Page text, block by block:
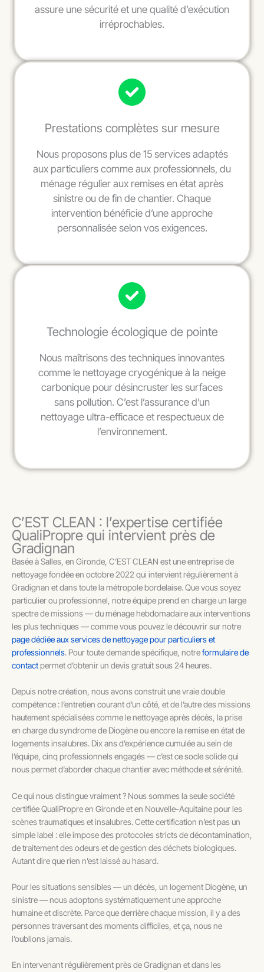
assure une sécurité et une qualité d’exécution
irréprochables.
Prestations complètes sur mesure
Nous proposons plus de 15 services adaptés
aux particuliers comme aux professionnels, du
ménage régulier aux remises en état après
sinistre ou de fin de chantier. Chaque
intervention bénéficie d’une approche
personnalisée selon vos exigences.
Technologie écologique de pointe
Nous maîtrisons des techniques innovantes
comme le nettoyage cryogénique à la neige
carbonique pour désincruster les surfaces
sans pollution. C’est l’assurance d’un
nettoyage ultra-efficace et respectueux de
l’environnement.
C’EST CLEAN : l’expertise certifiée
QualiPropre qui intervient près de
Gradignan
Basée à Salles, en Gironde, C’EST CLEAN est une entreprise de
nettoyage fondée en octobre 2022 qui intervient régulièrement à
Gradignan et dans toute la métropole bordelaise. Que vous soyez
particulier ou professionnel, notre équipe prend en charge un large
spectre de missions — du ménage hebdomadaire aux interventions
les plus techniques — comme vous pouvez le découvrir sur notre
page dédiée aux services de nettoyage pour particuliers et
professionnels. Pour toute demande spécifique, notreformulaire de
contactpermet d’obtenir un devis gratuit sous 24 heures.
Depuis notre création, nous avons construit une vraie double
compétence : l’entretien courant d’un côté, et de l’autre des missions
hautement spécialisées comme le nettoyage après décès, la prise
en charge du syndrome de Diogène ou encore la remise en état de
logements insalubres. Dix ans d’expérience cumulée au sein de
l’équipe, cinq professionnels engagés — c’est ce socle solide qui
nous permet d’aborder chaque chantier avec méthode et sérénité.
Ce qui nous distingue vraiment ? Nous sommes la seule société
certifiée QualiPropre en Gironde et en Nouvelle-Aquitaine pour les
scènes traumatiques et insalubres. Cette certification n’est pas un
simple label : elle impose des protocoles stricts de décontamination,
de traitement des odeurs et de gestion des déchets biologiques.
Autant dire que rien n’est laissé au hasard.
Pour les situations sensibles — un décès, un logement Diogène, un
sinistre — nous adoptons systématiquement une approche
humaine et discrète. Parce que derrière chaque mission, il y a des
personnes traversant des moments difficiles, et ça, nous ne
l’oublions jamais.
En intervenant régulièrement près de Gradignan et dans les